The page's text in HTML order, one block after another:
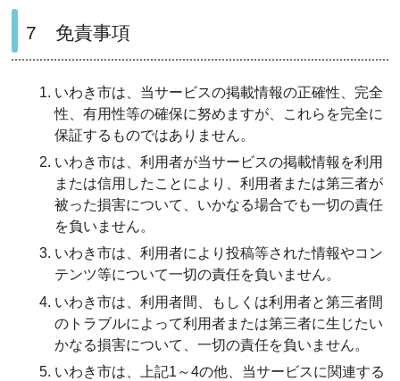
7 免責事項
いわき市は、当サービスの掲載情報の正確性、完全
性、有用性等の確保に努めますが、これらを完全に
保証するものではありません。
いわき市は、利用者が当サービスの掲載情報を利用
または信用したことにより、利用者または第三者が
被った損害について、いかなる場合でも一切の責任
を負いません。
いわき市は、利用者により投稿等された情報やコン
テンツ等について一切の責任を負いません。
いわき市は、利用者間、もしくは利用者と第三者間
のトラブルによって利用者または第三者に生じたい
かなる損害について、一切の責任を負いません。
いわき市は、上記1～4の他、当サービスに関連する